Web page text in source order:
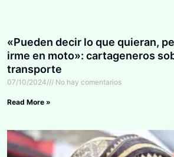
«Pueden decir lo que quieran,
irme en moto»: cartageneros
transporte
07/10/2024 No hay comentarios
Read More »